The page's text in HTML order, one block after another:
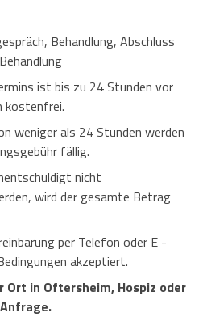
Behandlung, Abschluss
ist bis zu 24 Stunden vor
kostenfrei.
weniger als 24 Stunden werden
fällig.
nicht
wird der gesamte Betrag
per Telefon oder E -
akzeptiert.
Ort in Oftersheim, Hospiz oder